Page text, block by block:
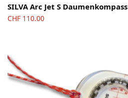
SILVA Arc Jet S Daumenkompass
CHF 110.00